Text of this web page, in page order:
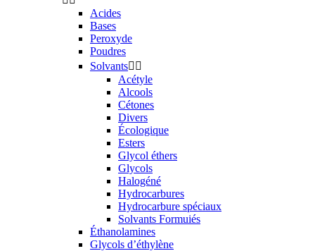
Acides
Bases
Peroxyde
Poudres
Solvants 
Acétyle
Alcools
Cétones
Divers
Écologique
Esters
Glycol éthers
Glycols
Halogéné
Hydrocarbures
Hydrocarbure spéciaux
Solvants Formuiés
Éthanolamines
Glycols d’éthylène